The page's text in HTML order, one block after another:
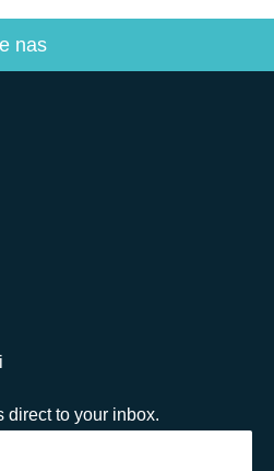
nas
direct to your inbox.